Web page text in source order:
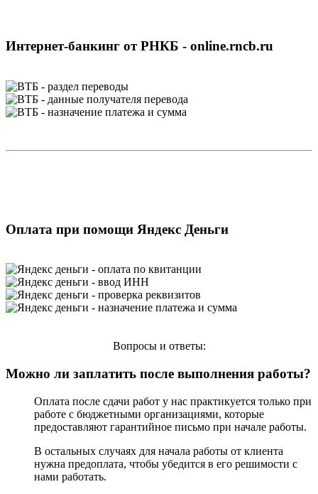
Интернет-банкинг от РНКБ - online.rncb.ru
Оплата при помощи Яндекс Деньги
Вопросы и ответы:
Можно ли заплатить после выполнения работы?
Оплата после сдачи работ у нас практикуется только при
работе с бюджетными организациями, которые
предоставляют гарантийное письмо при начале работы.
В остальных случаях для начала работы от клиента
нужна предоплата, чтобы убедится в его решимости с
нами работать.